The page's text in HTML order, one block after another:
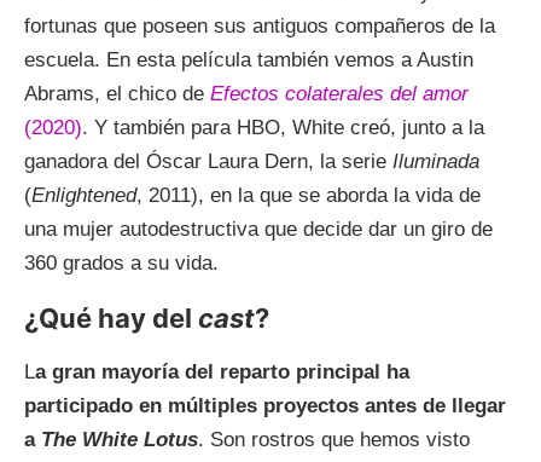
fortunas que poseen sus antiguos compañeros de la
escuela. En esta película también vemos a Austin
Abrams, el chico de Efectos colaterales del amor
(2020). Y también para HBO, White creó, junto a la
ganadora del Óscar Laura Dern, la serie Iluminada
(Enlightened, 2011), en la que se aborda la vida de
una mujer autodestructiva que decide dar un giro de
360 grados a su vida.
¿Qué hay del cast?
La gran mayoría del reparto principal ha
participado en múltiples proyectos antes de llegar
a The White Lotus. Son rostros que hemos visto